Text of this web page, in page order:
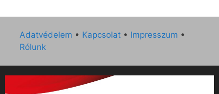
Adatvédelem • Kapcsolat • Impresszum •
Rólunk